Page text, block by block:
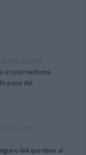
a coisa nenhuma.
passa daí.
o link que deixo aí